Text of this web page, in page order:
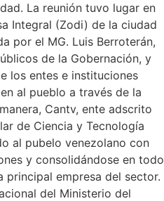
La reunión tuvo lugar en
Integral (Zodi) de la ciudad
por el MG. Luis Berroterán,
de la Gobernación, y
los entes e instituciones
al pueblo a través de la
Cantv, ente adscrito
de Ciencia y Tecnología
al pubelo venezolano con
y consolidándose en todo
empresa del sector.
del Ministerio del